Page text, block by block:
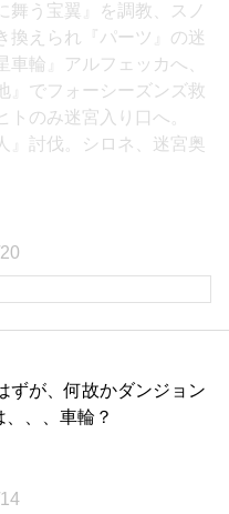
舞う宝翼』を調教、スノ
換えられ『パーツ』の迷
輪』アルフェッカへ、
』でフォーシーズンズ救
トのみ迷宮入り口へ。
』討伐。シロネ、迷宮奥
ずが、何故かダンジョン
、、車輪？